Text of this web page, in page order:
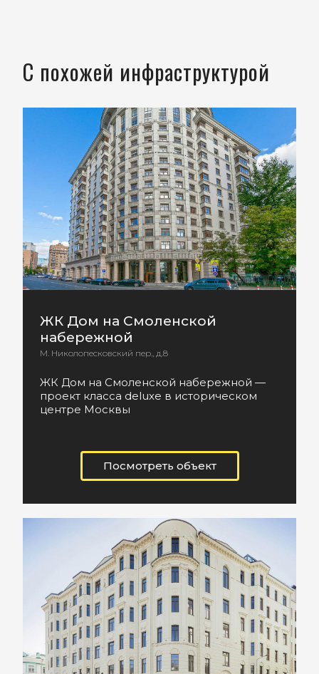
С похожей инфраструктурой
ЖК Дом на Смоленской
набережной
М. Николопесковский пер., д.8
ЖК Дом на Смоленской набережной —
проект класса deluxe в историческом
центре Москвы
Посмотреть объект